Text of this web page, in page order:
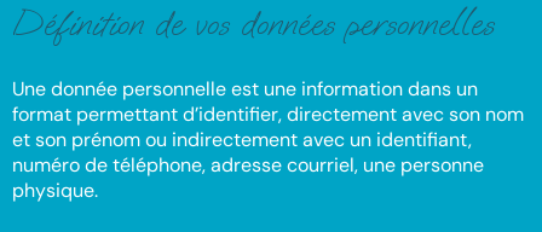
Définition de vos données personnelles
Une donnée personnelle est une information dans un
format permettant d’identifier, directement avec son nom
et son prénom ou indirectement avec un identifiant,
numéro de téléphone, adresse courriel, une personne
physique.